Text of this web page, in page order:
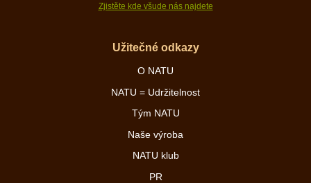
Zjistěte kde všude nás najdete
Užitečné odkazy
O NATU
NATU = Udržitelnost
Tým NATU
Naše výroba
NATU klub
PR